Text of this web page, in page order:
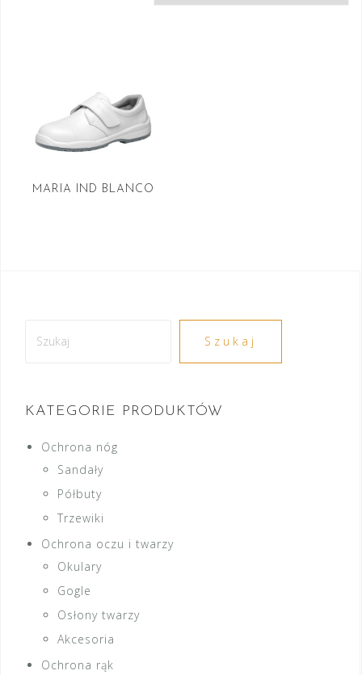
MARIA IND BLANCO
Szukaj
KATEGORIE PRODUKTÓW
Ochrona nóg
Sandały
Półbuty
Trzewiki
Ochrona oczu i twarzy
Okulary
Gogle
Osłony twarzy
Akcesoria
Ochrona rąk